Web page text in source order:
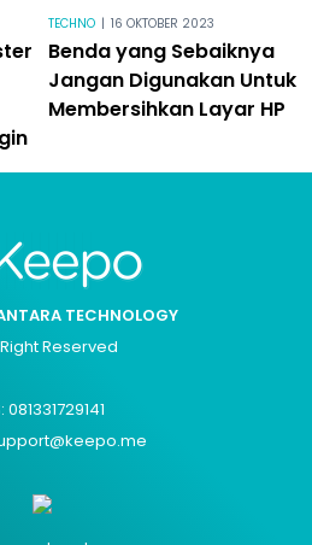
TECHNO | 16 OKTOBER 2023
Benda yang Sebaiknya
Jangan Digunakan Untuk
Membersihkan Layar HP
TECHNOLOGY
Reserved
081331729141